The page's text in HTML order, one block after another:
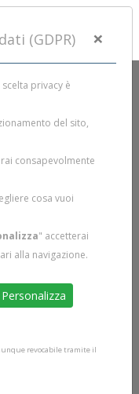
(GDPR) ×
privacy è
del sito,
consapevolmente
cosa vuoi
" accetterai
alla navigazione.
Personalizza
revocabile tramite il